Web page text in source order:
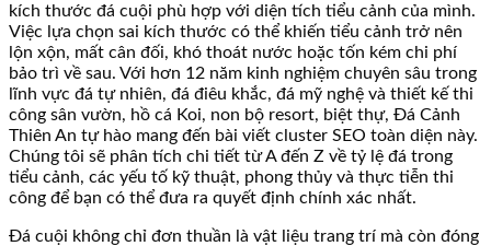
kích thước đá cuội phù hợp với diện tích tiểu cảnh của mình.
Việc lựa chọn sai kích thước có thể khiến tiểu cảnh trở nên
lộn xộn, mất cân đối, khó thoát nước hoặc tốn kém chi phí
bảo trì về sau. Với hơn 12 năm kinh nghiệm chuyên sâu trong
lĩnh vực đá tự nhiên, đá điêu khắc, đá mỹ nghệ và thiết kế thi
công sân vườn, hồ cá Koi, non bộ resort, biệt thự, Đá Cảnh
Thiên An tự hào mang đến bài viết cluster SEO toàn diện này.
Chúng tôi sẽ phân tích chi tiết từ A đến Z về tỷ lệ đá trong
tiểu cảnh, các yếu tố kỹ thuật, phong thủy và thực tiễn thi
công để bạn có thể đưa ra quyết định chính xác nhất.
Đá cuội không chỉ đơn thuần là vật liệu trang trí mà còn đóng